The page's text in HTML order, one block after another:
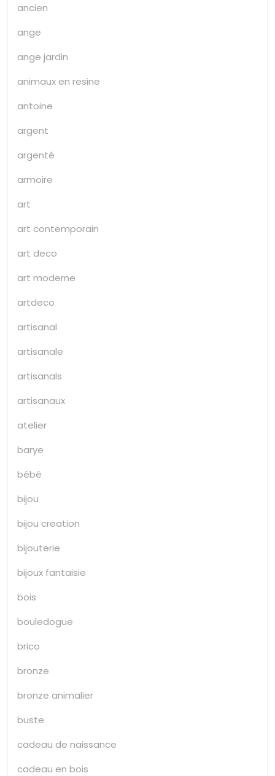
ancien
ange
ange jardin
animaux en resine
antoine
argent
argenté
armoire
art
art contemporain
art deco
art moderne
artdeco
artisanal
artisanale
artisanals
artisanaux
atelier
barye
bébé
bijou
bijou creation
bijouterie
bijoux fantaisie
bois
bouledogue
brico
bronze
bronze animalier
buste
cadeau de naissance
cadeau en bois